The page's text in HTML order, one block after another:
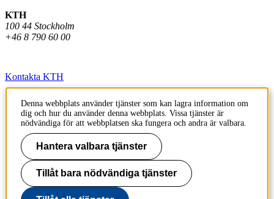
KTH
100 44 Stockholm
+46 8 790 60 00
Kontakta KTH
Jobba på KTH
Press och media
Faktura och betalning KTH
Om KTH:s webbplatser
Tillgänglighetsredogörelse
Denna webbplats använder tjänster som kan lagra information om
dig och hur du använder denna webbplats. Vissa tjänster är
nödvändiga för att webbplatsen ska fungera och andra är valbara.
Hantera valbara tjänster
Tillåt bara nödvändiga tjänster